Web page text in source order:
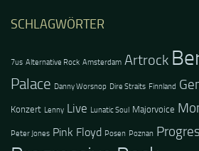
SCHLAGWÖRTER
7us Alternative Rock Amsterdam Artrock
Palace Danny Worsnop Dire Straits Finnland
Konzert Lenny Live Lunatic Soul Majorvoice
Peter Jones Pink Floyd Posen Poznan